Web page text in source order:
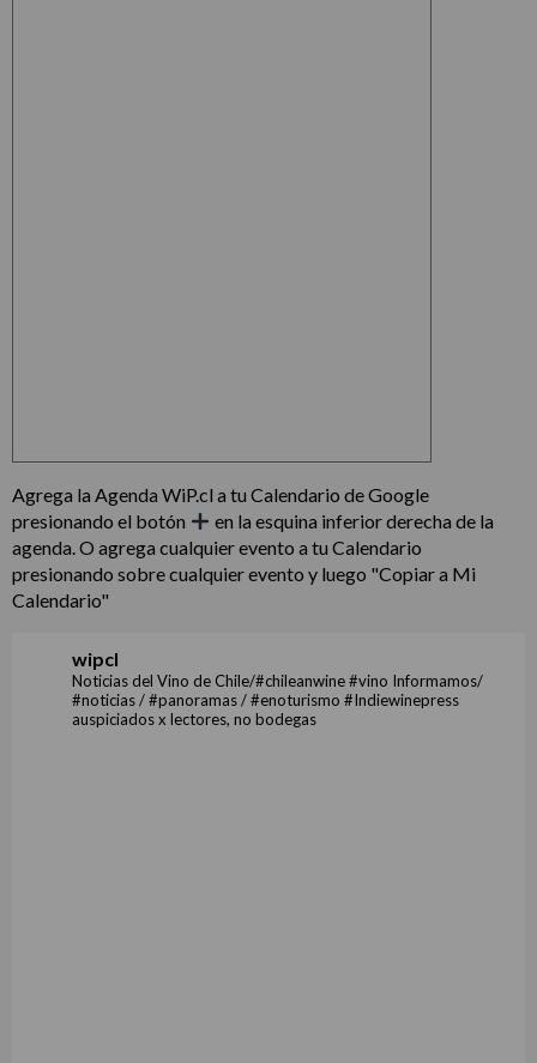
Agrega la Agenda WiP.cl a tu Calendario de Google
presionando el botón
en la esquina inferior derecha de la
agenda. O agrega cualquier evento a tu Calendario
presionando sobre cualquier evento y luego "Copiar a Mi
Calendario"
wipcl
Noticias del Vino de Chile/#chileanwine #vino Informamos/
#noticias / #panoramas / #enoturismo #Indiewinepress
auspiciados x lectores, no bodegas